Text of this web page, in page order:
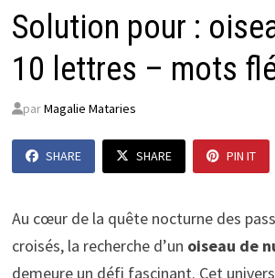
Solution pour :
10 lettres – mots
parMagalie Mataries
SHARE SHARE PIN IT
Au cœur de la quête nocturne des
croisés, la recherche d’un oiseau de
demeure un défi fascinant. Cet